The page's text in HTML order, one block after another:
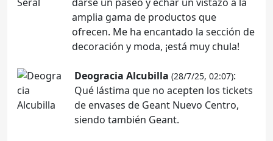
amplia gama de productos que
ofrecen. Me ha encantado la sección de
decoración y moda, ¡está muy chula!
Deogracia Alcubilla (28/7/25, 02:07):
Qué lástima que no acepten los tickets
de envases de Geant Nuevo Centro,
siendo también Geant.